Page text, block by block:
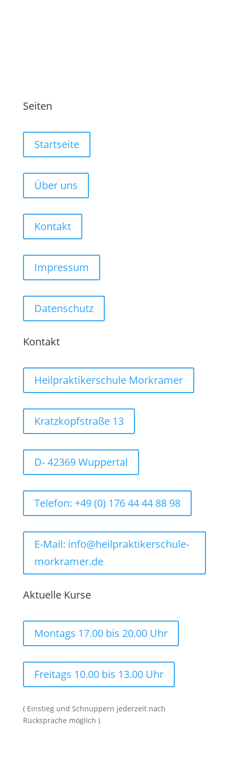
Seiten
Startseite
Über uns
Kontakt
Impressum
Datenschutz
Kontakt
Heilpraktikerschule Morkramer
Kratzkopfstraße 13
D- 42369 Wuppertal
Telefon: +49 (0) 176 44 44 88 98
E-Mail: info@heilpraktikerschule-
morkramer.de
Aktuelle Kurse
Montags 17.00 bis 20.00 Uhr
Freitags 10.00 bis 13.00 Uhr
( Einstieg und Schnuppern jederzeit nach
Rücksprache möglich )